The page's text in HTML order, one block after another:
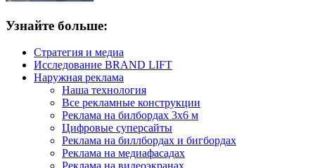
Узнайте больше:
Стратегия и медиа
Исследование BRAND LIFT
Наружная реклама
Наша технология
Все рекламные конструкции
Реклама на билбордах 3х6 м
Цифровые суперсайты
Реклама на биллбордах и бигбордах
Реклама на медиафасадах